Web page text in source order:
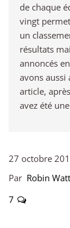
de chaque
vingt
un
résultats
annoncés
avons aussi
article,
avez été
27 octobre
Par Robin Watt
7